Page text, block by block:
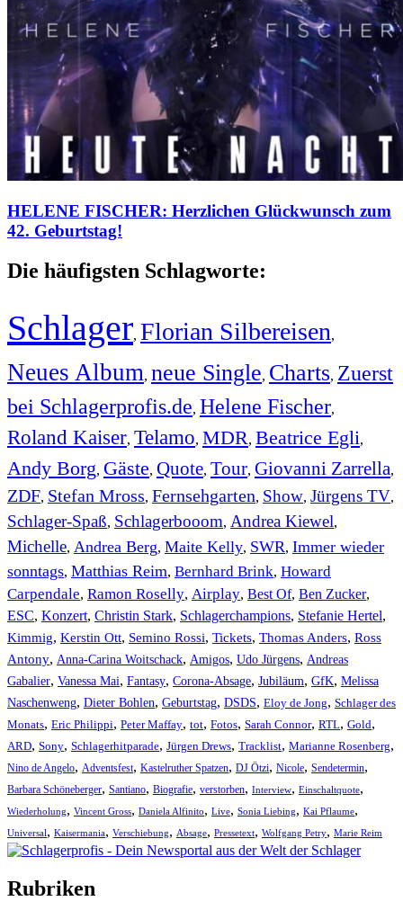
HELENE FISCHER: Herzlichen Glückwunsch zum
42. Geburtstag!
Die häufigsten Schlagworte:
Schlager, Florian Silbereisen,
Neues Album, neue Single, Charts, Zuerst
bei Schlagerprofis.de, Helene Fischer,
Roland Kaiser, Telamo, MDR, Beatrice Egli,
Andy Borg, Gäste, Quote, Tour, Giovanni Zarrella,
ZDF, Stefan Mross, Fernsehgarten, Show, Jürgens TV,
Schlager-Spaß, Schlagerbooom, Andrea Kiewel,
Michelle, Andrea Berg, Maite Kelly, SWR, Immer wieder
sonntags, Matthias Reim, Bernhard Brink, Howard
Carpendale, Ramon Roselly, Airplay, Best Of, Ben Zucker,
ESC, Konzert, Christin Stark, Schlagerchampions, Stefanie Hertel,
Kimmig, Kerstin Ott, Semino Rossi, Tickets, Thomas Anders, Ross
Antony, Anna-Carina Woitschack, Amigos, Udo Jürgens, Andreas
Gabalier, Vanessa Mai, Fantasy, Corona-Absage, Jubiläum, GfK, Melissa
Naschenweng, Dieter Bohlen, Geburtstag, DSDS, Eloy de Jong, Schlager des
Monats, Eric Philippi, Peter Maffay, tot, Fotos, Sarah Connor, RTL, Gold,
ARD, Sony, Schlagerhitparade, Jürgen Drews, Tracklist, Marianne Rosenberg,
Nino de Angelo, Adventsfest, Kastelruther Spatzen, DJ Ötzi, Nicole, Sendetermin,
Barbara Schöneberger, Santiano, Biografie, verstorben, Interview, Einschaltquote,
Wiederholung, Vincent Gross, Daniela Alfinito, Live, Sonia Liebing, Kai Pflaume,
Universal, Kaisermania, Verschiebung, Absage, Pressetext, Wolfgang Petry, Marie Reim
Rubriken